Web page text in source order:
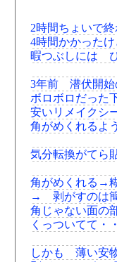
2時間ちょいで
4時間かかったけ
暇つぶしには
3年前 潜伏開始
ボロボロだった
安いリメイクシ
角がめくれるよ
気分転換がてら
角がめくれる→
→ 剥がすのは
角じゃない面の
くっついてて・
しかも 薄い安